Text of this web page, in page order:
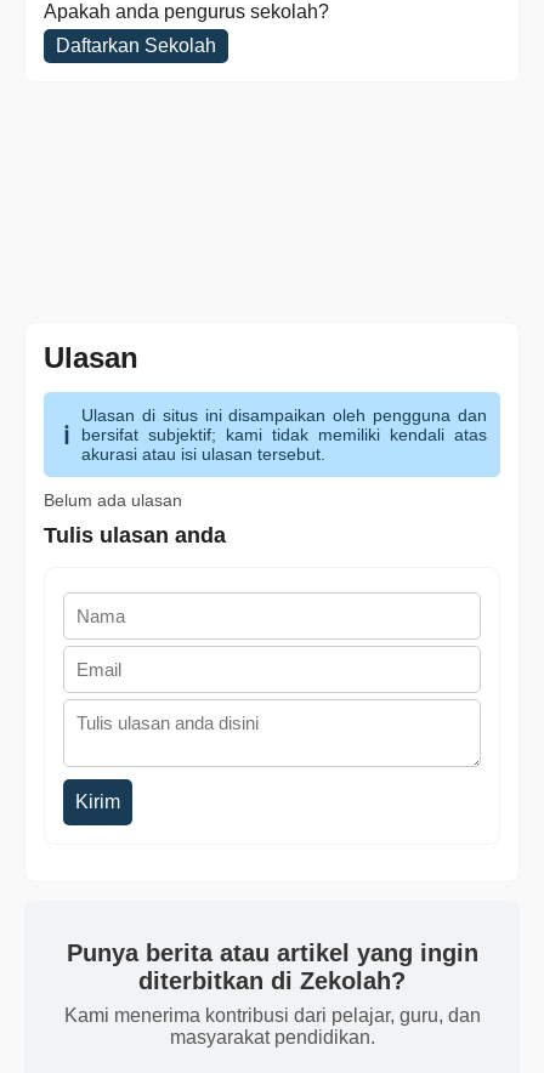
Apakah anda pengurus sekolah?
Daftarkan Sekolah
Ulasan
Ulasan di situs ini disampaikan oleh pengguna dan
bersifat subjektif; kami tidak memiliki kendali atas
akurasi atau isi ulasan tersebut.
Belum ada ulasan
Tulis ulasan anda
Kirim
Punya berita atau artikel yang ingin
diterbitkan di Zekolah?
Kami menerima kontribusi dari pelajar, guru, dan
masyarakat pendidikan.